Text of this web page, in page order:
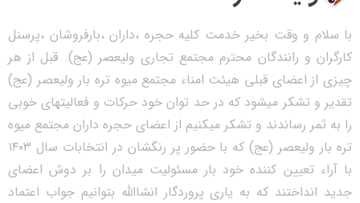
با سلام و وقت بخیر خدمت کلیه حجره ،داران ،بارفروشان ،پرسنل
کارگران و رانندگان محترم مجتمع تجاری ولیعصر (عج). قبل از هر
چیزی از اعضای قبلی هیئت امناء مجتمع میوه تره بار ولیعصر (عج)
تقدیر و تشکر میشود که در حد توان خود حرکات و فعالیتهای خوبی
را به ثمر رساندند و تشکر میکنیم از اعضای حجره داران مجتمع میوه
تره بار ولیعصر (عج) که با حضور پر رنگشان در انتخابات سال ۱۴۰۳
با آراء تعیین کننده خود بار مسئولیت میدان را بر دوش اعضای
جدید انداختند که به یاری پروردگار انشاالله بتوانیم جواب اعتماد